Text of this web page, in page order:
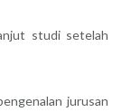
studi setelah
jurusan